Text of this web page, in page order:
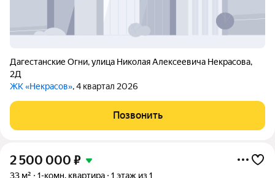
Дагестанские Огни,улица Николая Алексеевича Некрасова,
2Д
ЖК «Некрасов», 4 квартал 2026
Позвонить
2 500 000 ₽
33 м² 1-комн. квартира 1 этаж из 1